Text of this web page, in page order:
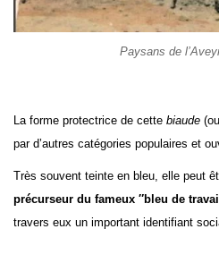
Paysans de
La forme protectrice de cette biaude
par d’autres catégories populaires et
Très souvent teinte en bleu, elle peut
précurseur du fameux ″bleu de
travers eux un important identifiant